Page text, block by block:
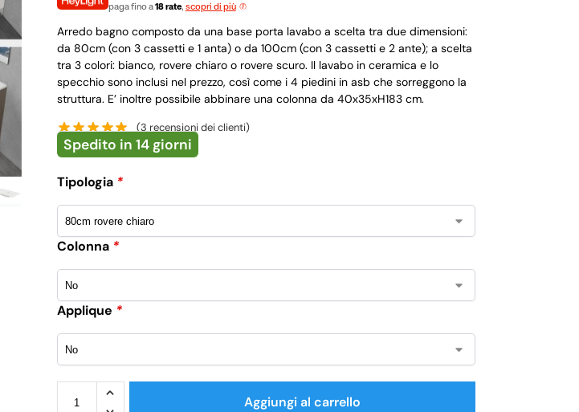
paga fino a18 rate, scopri di più
Arredo bagno composto da una base porta lavabo a scelta tra due dimensioni:
da 80cm (con 3 cassetti e 1 anta) o da 100cm (con 3 cassetti e 2 ante); a scelta
tra 3 colori: bianco, rovere chiaro o rovere scuro. Il lavabo in ceramica e lo
specchio sono inclusi nel prezzo, così come i 4 piedini in asb che sorreggono la
struttura. E’ inoltre possibile abbinare una colonna da 40x35xH183 cm.
(3 recensioni dei clienti)
Spedito in 14 giorni
Tipologia *
Colonna *
Applique *
Aggiungi al carrello